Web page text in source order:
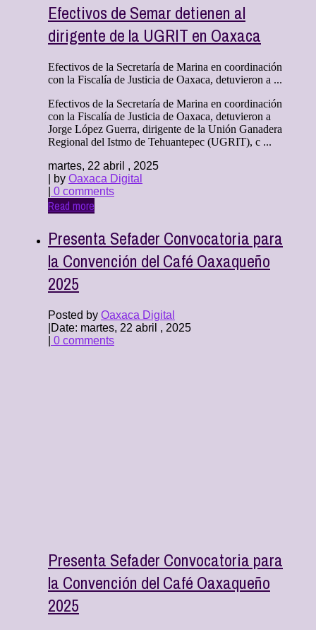
Efectivos de Semar detienen al
dirigente de la UGRIT en Oaxaca
Efectivos de la Secretaría de Marina en coordinación
con la Fiscalía de Justicia de Oaxaca, detuvieron a ...
Efectivos de la Secretaría de Marina en coordinación
con la Fiscalía de Justicia de Oaxaca, detuvieron a
Jorge López Guerra, dirigente de la Unión Ganadera
Regional del Istmo de Tehuantepec (UGRIT), c ...
martes, 22 abril , 2025
| by Oaxaca Digital
0 comments
Read more
Presenta Sefader Convocatoria para
la Convención del Café Oaxaqueño
2025
Posted by Oaxaca Digital
Date: martes, 22 abril , 2025
0 comments
Presenta Sefader Convocatoria para
la Convención del Café Oaxaqueño
2025